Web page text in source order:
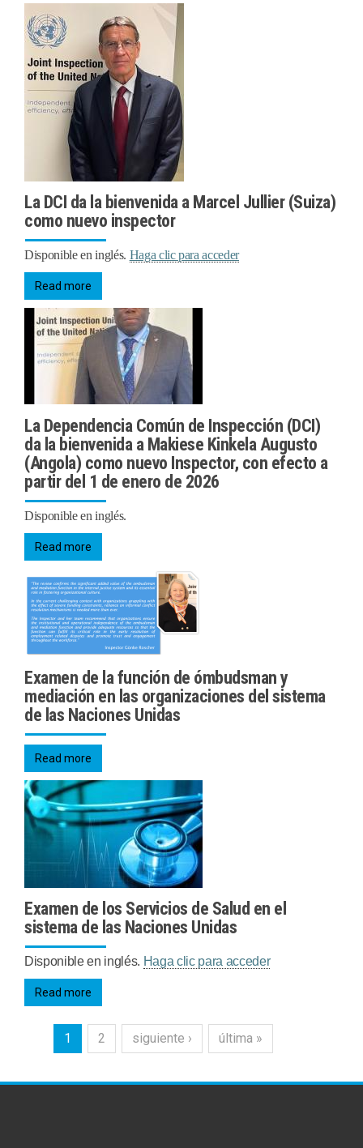
La DCI da la bienvenida a Marcel Jullier (Suiza)
como nuevo inspector
Disponible en inglés. Haga clic para acceder
Read more
La Dependencia Común de Inspección (DCI)
da la bienvenida a Makiese Kinkela Augusto
(Angola) como nuevo Inspector, con efecto a
partir del 1 de enero de 2026
Disponible en inglés.
Read more
Examen de la función de ómbudsman y
mediación en las organizaciones del sistema
de las Naciones Unidas
Read more
Examen de los Servicios de Salud en el
sistema de las Naciones Unidas
Disponible en inglés. Haga clic para acceder
Read more
1 2 siguiente › última »